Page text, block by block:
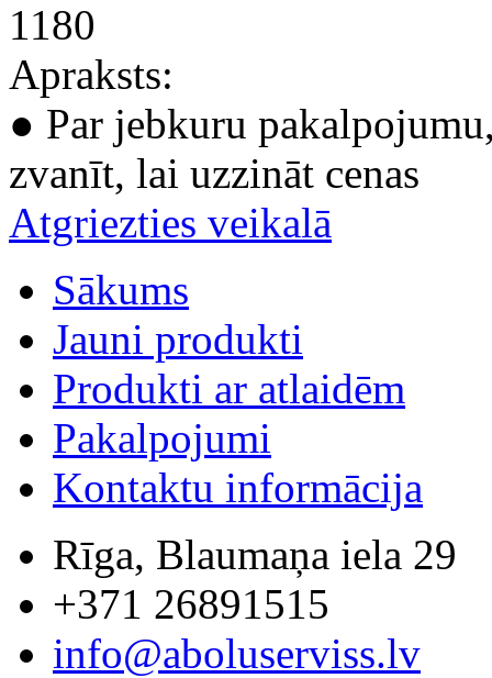
1180
Apraksts:
● Par jebkuru
zvanīt, lai uzzināt cenas
Atgriezties veikalā
Sākums
Jauni produkti
Produkti ar atlaidēm
Pakalpojumi
Kontaktu informācija
Rīga, Blaumaņa iela 29
+371 26891515
info@aboluserviss.lv